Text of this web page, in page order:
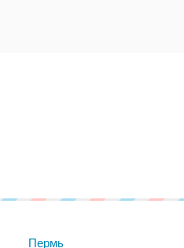
Пермь